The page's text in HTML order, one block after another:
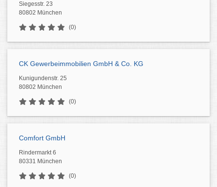
Siegesstr. 23
80802 München
(0)
CK Gewerbeimmobilien GmbH & Co. KG
Kunigundenstr. 25
80802 München
(0)
Comfort GmbH
Rindermarkt 6
80331 München
(0)